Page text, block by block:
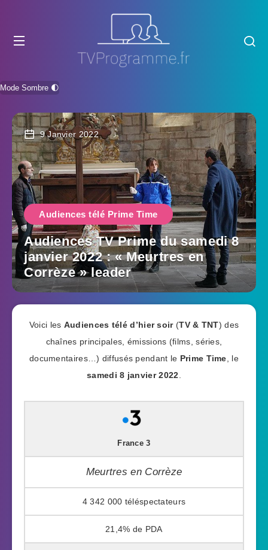
Mode Sombre 🌓
9 Janvier 2022
Audiences télé Prime Time
Audiences TV Prime du samedi 8
janvier 2022 : « Meurtres en
Corrèze » leader
Voici les Audiences télé d’hier soir (TV & TNT) des
chaînes principales, émissions (films, séries,
documentaires…) diffusés pendant le Prime Time , le
samedi 8 janvier 2022
France 3
Meurtres en Corrèze
4 342 000
21,4%